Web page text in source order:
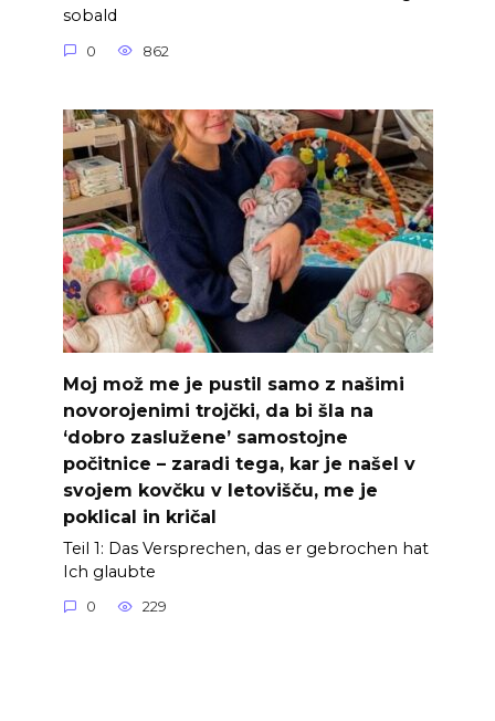
sobald
0 862
Moj mož me je pustil samo z našimi
novorojenimi trojčki, da bi šla na
‘dobro zaslužene’ samostojne
počitnice – zaradi tega, kar je našel v
svojem kovčku v letovišču, me je
poklical in kričal
Teil 1: Das Versprechen, das er gebrochen hat
Ich glaubte
0 229